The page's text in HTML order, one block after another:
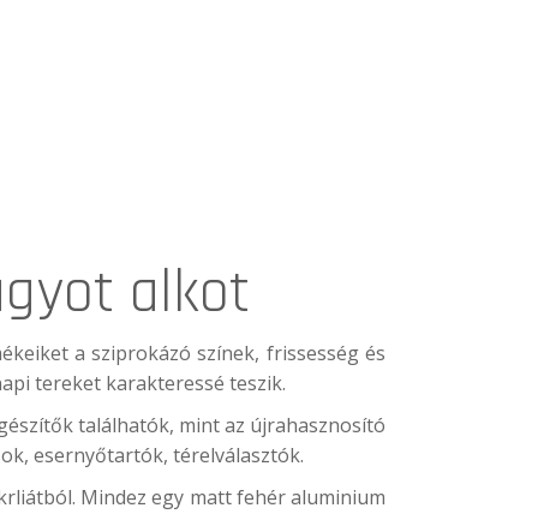
alkot
a sziprokázó színek, frissesség és
tereket karakteressé teszik.
találhatók, mint az újrahasznosító
esernyőtartók, térelválasztók.
Mindez egy matt fehér aluminium